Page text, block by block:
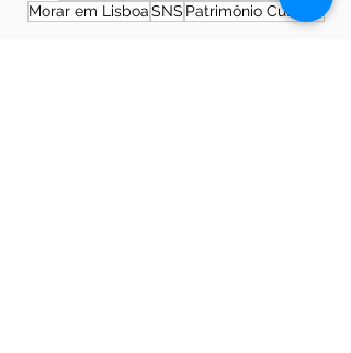
Morar em LisboaSNS Patrimônio Cultural